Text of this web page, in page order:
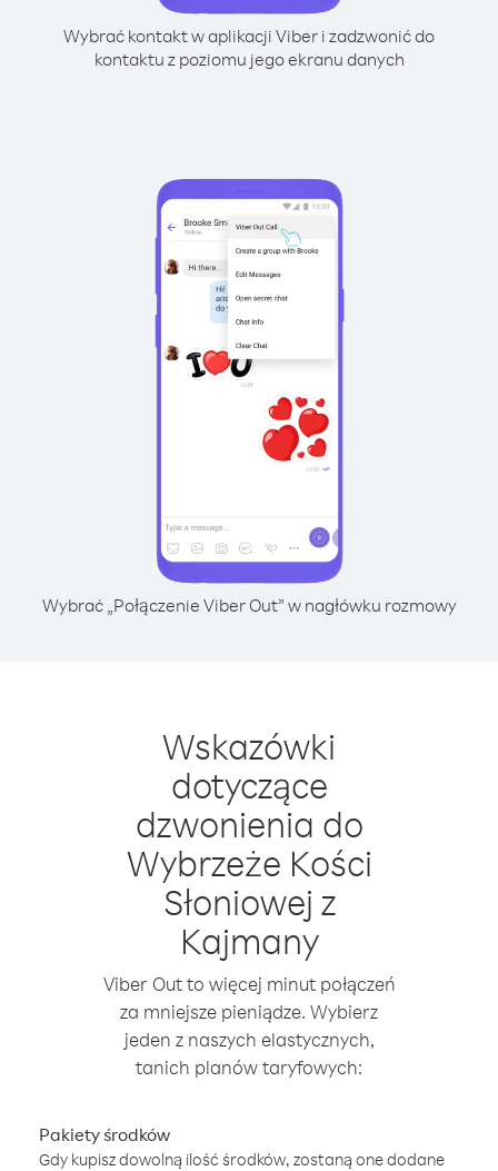
Wybrać kontakt w aplikacji Viber i zadzwonić do
kontaktu z poziomu jego ekranu danych
Wybrać „Połączenie Viber Out” w nagłówku rozmowy
Wskazówki
dotyczące
dzwonienia do
Wybrzeże Kości
Słoniowej z
Kajmany
Viber Out to więcej minut połączeń
za mniejsze pieniądze. Wybierz
jeden z naszych elastycznych,
tanich planów taryfowych:
Pakiety środków
Gdy kupisz dowolną ilość środków, zostaną one dodane